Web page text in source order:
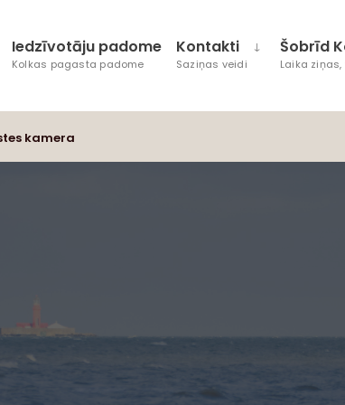
Iedzīvotāju padome
Kolkas pagasta padome
Kontakti
Saziņas veidi
Šobrīd
Laika
kamera